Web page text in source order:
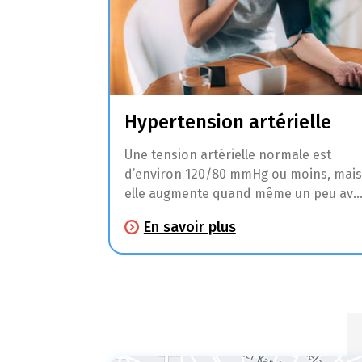
Hypertension artérielle
Une tension artérielle normale est
d’environ 120/80 mmHg ou moins, mais
elle augmente quand même un peu
mmHg, on parle d’hypertension ou de
tension artérielle excessive.
En savoir plus